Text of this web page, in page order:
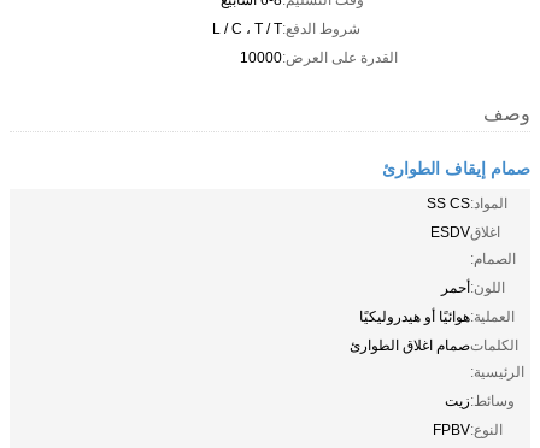
شروط الدفع:L / C ، T / T
القدرة على العرض:10000
وصف
صمام إيقاف الطوارئ
المواد:SS CS
اغلاق
الصمام:
ESDV
اللون:أحمر
العملية:هوائيًا أو هيدروليكيًا
الكلمات
الرئيسية:
صمام اغلاق الطوارئ
وسائط:زيت
النوع:FPBV